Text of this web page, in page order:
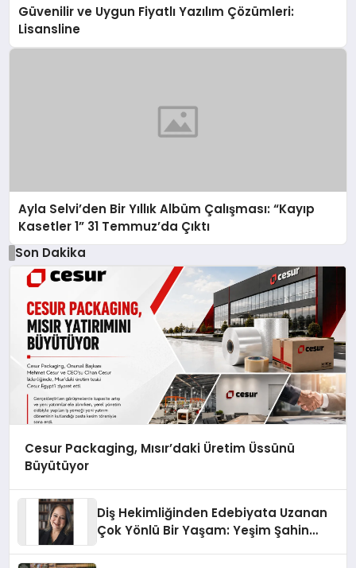
Güvenilir ve Uygun Fiyatlı Yazılım Çözümleri:
Lisansline
Ayla Selvi’den Bir Yıllık Albüm Çalışması: “Kayıp
Kasetler 1” 31 Temmuz’da Çıktı
Son Dakika
Cesur Packaging, Mısır’daki Üretim Üssünü
Büyütüyor
Diş Hekimliğinden Edebiyata Uzanan
Çok Yönlü Bir Yaşam: Yeşim Şahin